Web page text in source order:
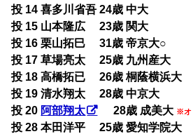
投 14 喜多川省吾 24歳 中大
投 15 山本隆広 23歳 関大
投 16 栗山拓巳 31歳 帝京大○
投 17 草場亮太 25歳 九州産大
投 18 高橋拓已 26歳 桐蔭横浜大
投 19 清水翔太 28歳 中京大
投 20 阿部翔太 28歳 成美大 ※オ
投 28 本田洋平 25歳 愛知学院大